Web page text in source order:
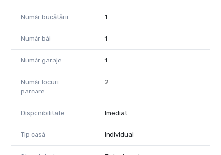
Număr bucătării 1
Număr băi 1
Număr garaje 1
Număr locuri
parcare
2
Disponibilitate Imediat
Tip casă Individual